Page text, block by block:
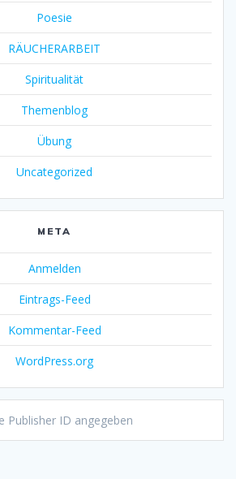
Poesie
RÄUCHERARBEIT
Spiritualität
Themenblog
Übung
Uncategorized
META
Anmelden
Eintrags-Feed
Kommentar-Feed
WordPress.org
Publisher ID angegeben